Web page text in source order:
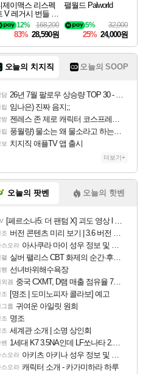
제이맥스 리스펙
V 레거시 번들 D
RESPECT V
Bundle DLC
168,200
12%
83% 28,590원
팰월드 Palworld
32,000
5%
25% 24,000원
오늘의 치지직 오늘의 SOOP
담 26년 7월 팔로우 상승량 TOP 30 - 월간 치지직
립 임나은) 진짜 음지;;
방 젠레스 존 제로 캐릭터 코스프레한 꽁주
립 풍월량) 물소는 왜 물소라고 하는거야? 아! 그만 ㅋㅋ 알았어 ㅋㅋ
보 치지직 애플TV 앱 출시
더보기+
오늘의 팟벤 오늘의 핫벤
[페르소나5: 더 팬텀 X] 괴도 영상 l 타카마키 안·댄싱 스타
조 버전 콘텐츠 미리 보기 | 3.6 버전 「신기루 속 등불 그림자, 속세에 깃든 검의 결심」이 8월 20일에 업데이트됩니다!
스오라 아사쿠라 마이 성우 정보 및 주요 필모
팰 실버 팰리스 CBT 화제의 순간·후기 모음
행 선녀바위해수욕장
외겜 중국 CXMT, D램 매출 점유율 7%…글로벌 4위로 부상
조 [명조 | 도미노피자 콜라보] 예고
그룹 귀여운 아일릿 원희
조 명조
조 세계관 소개 | 소명 상인회
벤 1세대 K7 3.5NA인데 LF쏘나타 2.0NA 기변하면 유류비 절약이 얼마나 될까요..?
스오라 아키츠 아키나 성우 정보 및 주요 필모
스오라 캐릭터 소개 - 카가미하라 하루